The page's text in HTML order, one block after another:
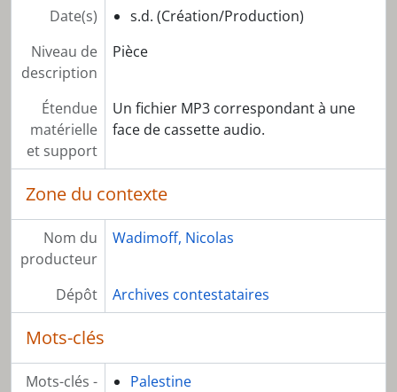
Date(s)
s.d. (Création/Production)
Niveau de
description
Pièce
Étendue
matérielle
et support
Un fichier MP3 correspondant à une
face de cassette audio.
Zone du contexte
Nom du
producteur
Wadimoff, Nicolas
Dépôt Archives contestataires
Mots-clés
Mots-clés -
Palestine